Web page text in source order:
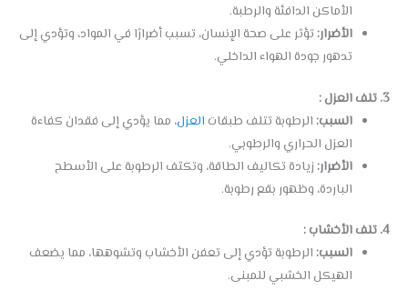
الأماكن الدافئة والرطبة.
الأضرار:تؤثر على صحة الإنسان، تسبب أضرارًا في المواد، وتؤدي إلى
تدهور جودة الهواء الداخلي.
3. تلف العزل :
السبب:الرطوبة تتلف طبقات العزل، مما يؤدي إلى فقدان كفاءة
العزل الحراري والرطوبي.
الأضرار:زيادة تكاليف الطاقة، وتكثف الرطوبة على الأسطح
الباردة، وظهور بقع رطوبة.
4. تلف الأخشاب :
السبب:الرطوبة تؤدي إلى تعفن الأخشاب وتشوهها، مما يضعف
الهيكل الخشبي للمبنى.